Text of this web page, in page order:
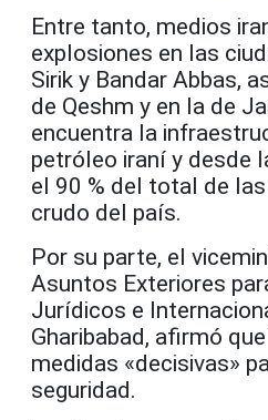
Entre tanto, medios
explosiones en las
Sirik y Bandar Abbas,
de Qeshm y en la de
encuentra la
petróleo iraní y desde
el 90 % del total de
crudo del país.
Por su parte, el
Asuntos Exteriores
Jurídicos e
Gharibabad, afirmó
medidas «decisivas»
seguridad.